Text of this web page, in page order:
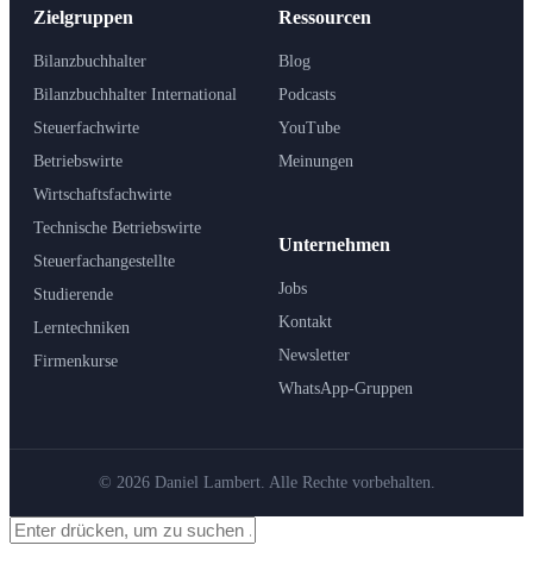
Zielgruppen
Bilanzbuchhalter
Bilanzbuchhalter International
Steuerfachwirte
Betriebswirte
Wirtschaftsfachwirte
Technische Betriebswirte
Steuerfachangestellte
Studierende
Lerntechniken
Firmenkurse
Ressourcen
Blog
Podcasts
YouTube
Meinungen
Unternehmen
Jobs
Kontakt
Newsletter
WhatsApp-Gruppen
© 2026 Daniel Lambert. Alle Rechte vorbehalten.